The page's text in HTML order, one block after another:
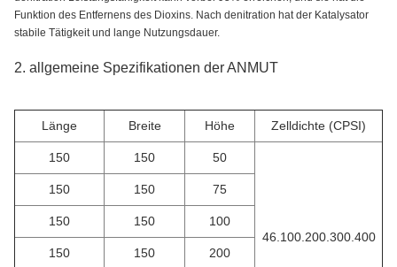
Funktion des Entfernens des Dioxins. Nach denitration hat der Katalysator
stabile Tätigkeit und lange Nutzungsdauer.
2. allgemeine Spezifikationen der ANMUT
Länge Breite Höhe Zelldichte (CPSI)
150 150 50
46.100.200.300.400
150 150 75
150 150 100
150 150 200